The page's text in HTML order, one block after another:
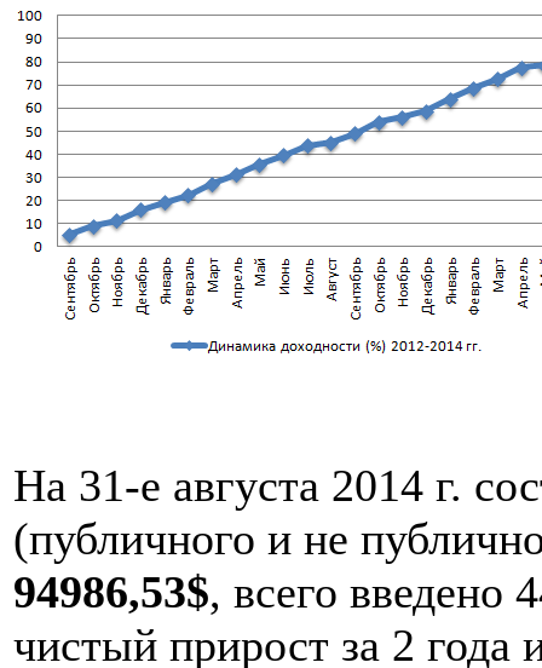
На 31-е августа 2014 г.
(публичного и не
94986,53$, всего введено
чистый прирост за 2 года